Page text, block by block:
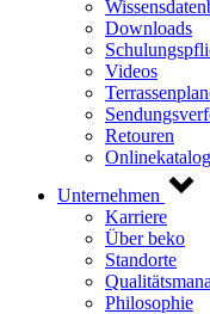
Downloads
Videos
Retouren
Unternehmen
Karriere
Über beko
Standorte
Philosophie